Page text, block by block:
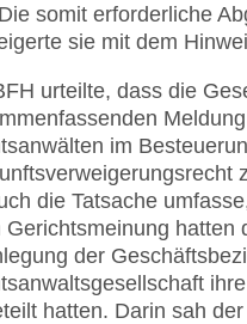
somit erforderliche
sie mit dem
urteilte, dass die
im
die Tatsache
Gerichtsmeinung hatten
der
hatten. Darin sah